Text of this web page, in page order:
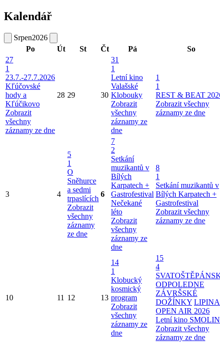
Kalendář
Srpen2026
Po
Út St Čt Pá
So
27
1
23.7.-27.7.2026
Kľúčovské
hody a
Kľúčikovo
Zobrazit
všechny
záznamy ze dne
28 29 30
31
1
Letní kino
Valašské
Klobouky
Zobrazit
všechny
záznamy ze
dne
1
1
REST & BEAT
Zobrazit všechny
záznamy ze dne
3 4
5
1
O
Sněhurce
a sedmi
trpaslících
Zobrazit
všechny
záznamy
ze dne
6
7
2
Setkání
muzikantů v
Bílých
Karpatech +
Gastrofestival
Nečekané
léto
Zobrazit
všechny
záznamy ze
dne
8
1
Setkání muzikantů v
Bílých Karpatech +
Gastrofestival
Zobrazit všechny
záznamy ze dne
10 11 12 13
14
1
Klobucký
kosmický
program
Zobrazit
všechny
záznamy ze
dne
15
4
ODPOLEDNE
ZÁVRŠSKÉ
DOŽÍNKY LIPINA
OPEN AIR 2026
Letní kino
Zobrazit všechny
záznamy ze dne